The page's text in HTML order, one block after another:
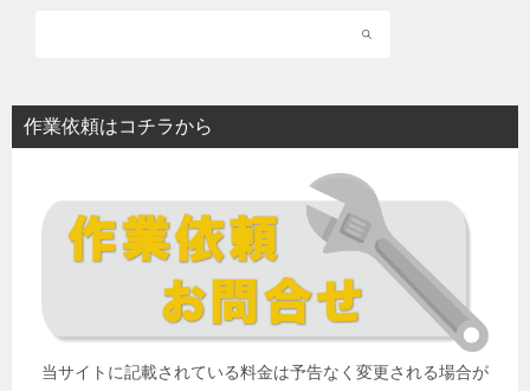
作業依頼はコチラから
当サイトに記載されている料金は予告なく変更される場合が